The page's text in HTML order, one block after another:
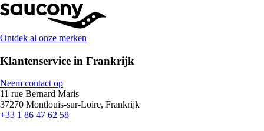
Ontdek al onze merken
Klantenservice in Frankrijk
Neem contact op
11 rue Bernard Maris
37270 Montlouis-sur-Loire, Frankrijk
+33 1 86 47 62 58